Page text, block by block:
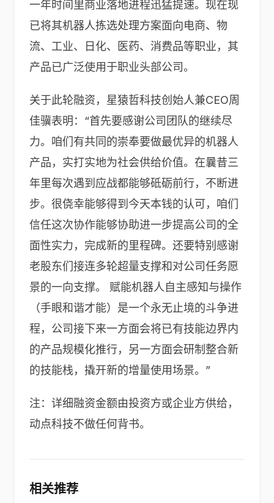
一年时间里商业落地进程迅猛提速。现在现
已将其机器人拣选处理方案面向电商、物
流、工业、日化、医药、消费品等职业，其
产品已广泛使用于职业头部公司。
关于此轮融资，星猿哲科技创始人兼CEO周
佳骥表明：“首先要感谢公司团队的继续尽
力。咱们有共同的崇奉要做最优异的机器人
产品，实打实地为社会供给价值。在曩昔三
年里每次遇到应战都能够砥砺前行，不断进
步。很侥幸能够得到今天本钱的认可，咱们
信任这次协作能够协助进一步提高公司的全
面性实力，完成新的里程碑。还要特别感谢
老股东们接连多轮超量支撑和对公司任务愿
景的一向支撑。 赋能机器人自主感知与操作
（手眼和谐才能）是一个永无止境的斗争进
程，公司接下来一方面会将已有技能边界内
的产品规模化推行，另一方面会研制整合新
的技能栈，撬开新的增量使用场景。”
注：详细融资金额由投资方或企业方供给，
动点科技不做任何背书。
相关推荐